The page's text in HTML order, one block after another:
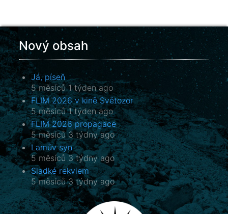
Nový obsah
Já, píseň
5 měsíců 1 týden ago
FLIM 2026 v kině Světozor
5 měsíců 1 týden ago
FLIM 2026 propagace
5 měsíců 3 týdny ago
Lamův syn
5 měsíců 3 týdny ago
Sladké rekviem
5 měsíců 3 týdny ago